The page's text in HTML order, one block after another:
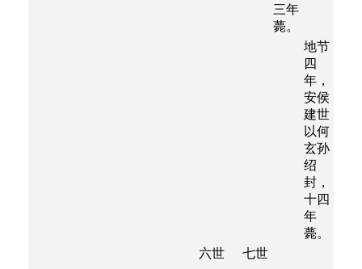
三年
薨。
地节
四
年，
安侯
建世
以何
玄孙
绍
封，
十四
年
薨。
六世
七世